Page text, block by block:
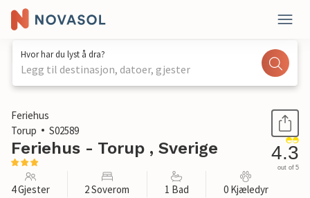
Hvor har du lyst å dra?
Legg til destinasjon, datoer, gjester
1 / 13
Feriehus
Torup
S02589
Feriehus - Torup , Sverige 4.3
out of 5
4 Gjester 2 Soverom 1 Bad 0 Kjæledyr